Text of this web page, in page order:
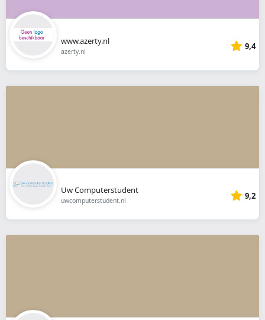
www.azerty.nl
azerty.nl 9,4
Uw Computerstudent
uwcomputerstudent.nl 9,2